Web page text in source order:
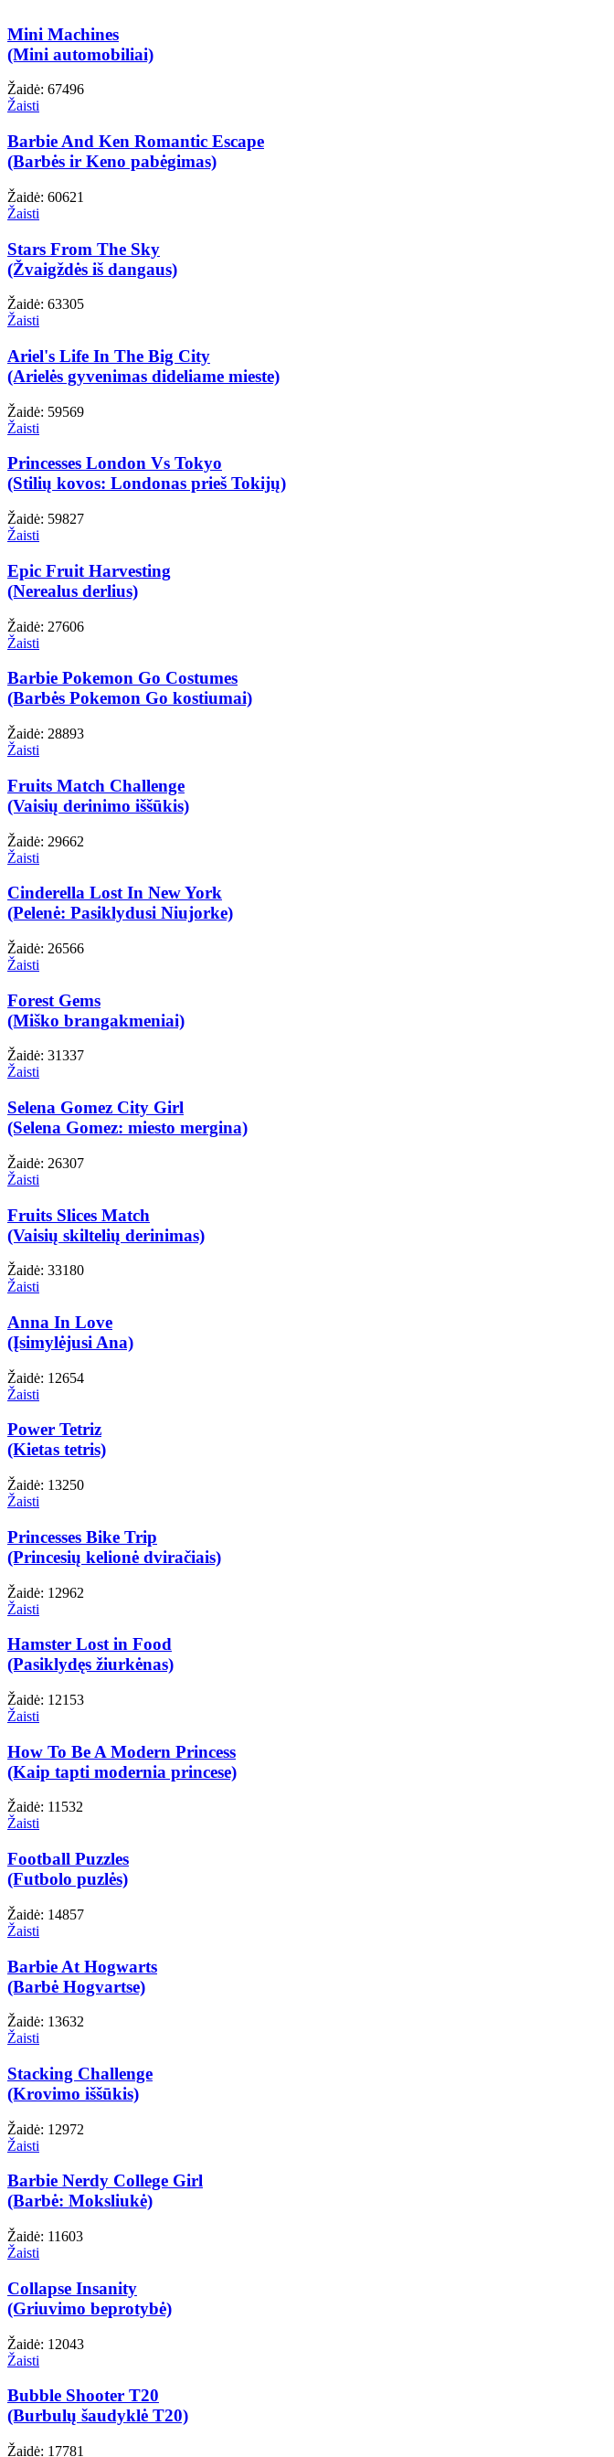
Mini Machines
(Mini automobiliai)
Žaidė: 67496
Žaisti
Barbie And Ken Romantic Escape
(Barbės ir Keno pabėgimas)
Žaidė: 60621
Žaisti
Stars From The Sky
(Žvaigždės iš dangaus)
Žaidė: 63305
Žaisti
Ariel's Life In The Big City
(Arielės gyvenimas dideliame mieste)
Žaidė: 59569
Žaisti
Princesses London Vs Tokyo
(Stilių kovos: Londonas prieš Tokijų)
Žaidė: 59827
Žaisti
Epic Fruit Harvesting
(Nerealus derlius)
Žaidė: 27606
Žaisti
Barbie Pokemon Go Costumes
(Barbės Pokemon Go kostiumai)
Žaidė: 28893
Žaisti
Fruits Match Challenge
(Vaisių derinimo iššūkis)
Žaidė: 29662
Žaisti
Cinderella Lost In New York
(Pelenė: Pasiklydusi Niujorke)
Žaidė: 26566
Žaisti
Forest Gems
(Miško brangakmeniai)
Žaidė: 31337
Žaisti
Selena Gomez City Girl
(Selena Gomez: miesto mergina)
Žaidė: 26307
Žaisti
Fruits Slices Match
(Vaisių skiltelių derinimas)
Žaidė: 33180
Žaisti
Anna In Love
(Įsimylėjusi Ana)
Žaidė: 12654
Žaisti
Power Tetriz
(Kietas tetris)
Žaidė: 13250
Žaisti
Princesses Bike Trip
(Princesių kelionė dviračiais)
Žaidė: 12962
Žaisti
Hamster Lost in Food
(Pasiklydęs žiurkėnas)
Žaidė: 12153
Žaisti
How To Be A Modern Princess
(Kaip tapti modernia princese)
Žaidė: 11532
Žaisti
Football Puzzles
(Futbolo puzlės)
Žaidė: 14857
Žaisti
Barbie At Hogwarts
(Barbė Hogvartse)
Žaidė: 13632
Žaisti
Stacking Challenge
(Krovimo iššūkis)
Žaidė: 12972
Žaisti
Barbie Nerdy College Girl
(Barbė: Moksliukė)
Žaidė: 11603
Žaisti
Collapse Insanity
(Griuvimo beprotybė)
Žaidė: 12043
Žaisti
Bubble Shooter T20
(Burbulų šaudyklė T20)
Žaidė: 17781